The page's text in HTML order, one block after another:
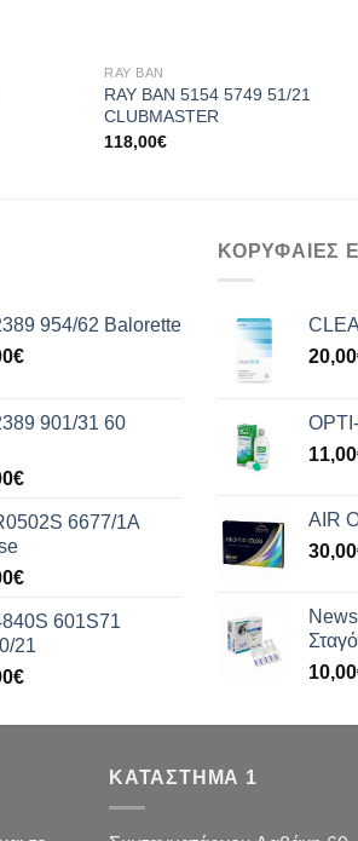
RAY BAN
RAY BAN 5154 5749 51/21
CLUBMASTER
118,00€
954/62 Balorette
€Η
είναι:
901/31 60
€Η
τιμή
140,00€.
6677/1A
€Η
τιμή
είναι:
159,00€.
601S71
21
€Η
τιμή
ΚΟΡΥΦΑΙΕΣ
20,00
11,00
AIR
30,00
10,00
ΚΑΤΑΣΤΗΜΑ 1